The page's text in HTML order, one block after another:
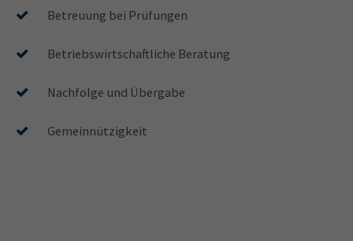
info@yourdomain.com
About us
elit.
Aenean commodo ligula eget dolor. Aenean massa. Cum
Betreuung bei Prüfungen
Betriebswirtschaftliche Beratung
Nachfolge und Übergabe
Gemeinnützigkeit